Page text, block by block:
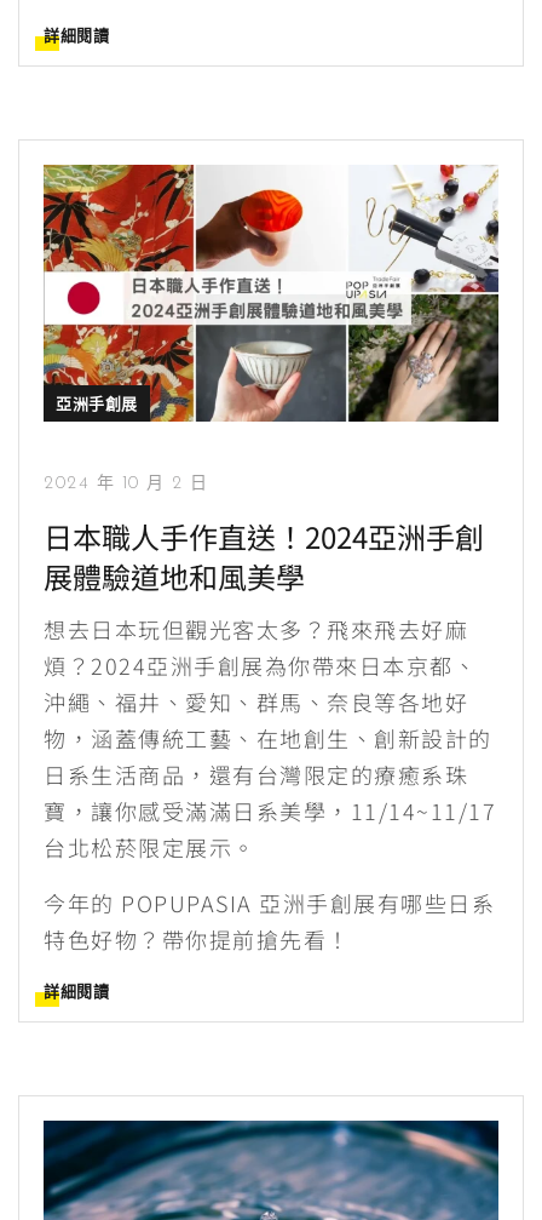
詳細閱讀
亞洲手創展
2024 年 10 月 2 日
日本職人手作直送！2024亞洲手創
展體驗道地和風美學
想去日本玩但觀光客太多？飛來飛去好麻
煩？2024亞洲手創展為你帶來日本京都、
沖繩、福井、愛知、群馬、奈良等各地好
物，涵蓋傳統工藝、在地創生、創新設計的
日系生活商品，還有台灣限定的療癒系珠
寶，讓你感受滿滿日系美學，11/14~11/17
台北松菸限定展示。
今年的 POPUPASIA 亞洲手創展有哪些日系
特色好物？帶你提前搶先看！
詳細閱讀